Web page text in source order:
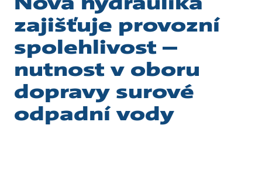
zajišťuje provozní
spolehlivost –
nutnost v oboru
dopravy surové
odpadní vody